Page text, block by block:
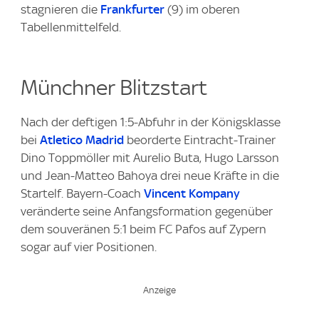
stagnieren die Frankfurter (9) im oberen
Tabellenmittelfeld.
Münchner Blitzstart
Nach der deftigen 1:5-Abfuhr in der Königsklasse
bei Atletico Madrid beorderte Eintracht-Trainer
Dino Toppmöller mit Aurelio Buta, Hugo Larsson
und Jean-Matteo Bahoya drei neue Kräfte in die
Startelf. Bayern-Coach Vincent Kompany
veränderte seine Anfangsformation gegenüber
dem souveränen 5:1 beim FC Pafos auf Zypern
sogar auf vier Positionen.